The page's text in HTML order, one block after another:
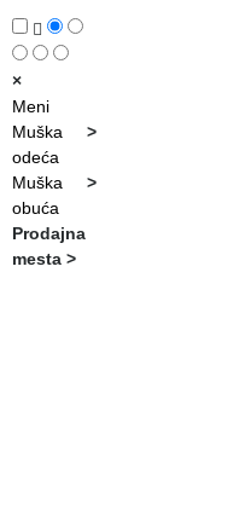
×
Meni
Muška
odeća
>
Muška
obuća
>
Prodajna
mesta >